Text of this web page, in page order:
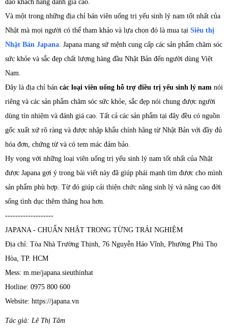
đảo khách hàng đánh giá cao.
Và một trong những địa chỉ bán viên uống trị yếu sinh lý nam tốt nhất của
Nhật mà mọi người có thể tham khảo và lựa chọn đó là mua tại Siêu thị
Nhật Bản Japana. Japana mang sứ mệnh cung cấp các sản phẩm chăm sóc
sức khỏe và sắc đẹp chất lượng hàng đầu Nhật Bản đến người dùng Việt
Nam.
Đây là địa chỉ bán các loại viên uống hỗ trợ điều trị yếu sinh lý nam nói
riêng và các sản phẩm chăm sóc sức khỏe, sắc đẹp nói chung được người
dùng tín nhiệm và đánh giá cao. Tất cả các sản phẩm tại đây đều có nguồn
gốc xuất xứ rõ ràng và được nhập khẩu chính hãng từ Nhật Bản với đầy đủ
hóa đơn, chứng từ và có tem mác đảm bảo.
Hy vọng với những loại viên uống trị yếu sinh lý nam tốt nhất của Nhật
được Japana gợi ý trong bài viết này đã giúp phái mạnh tìm được cho mình
sản phẩm phù hợp. Từ đó giúp cải thiện chức năng sinh lý và nâng cao đời
sống tình dục thêm thăng hoa hơn.
-------------------
JAPANA - CHUẨN NHẬT TRONG TỪNG TRẢI NGHIỆM
Địa chỉ: Tòa Nhà Trường Thịnh, 76 Nguyễn Háo Vĩnh, Phường Phú Thọ
Hòa, TP. HCM
Mess: m.me/japana.sieuthinhat
Hotline: 0975 800 600
Website: https://japana.vn
Tác giả: Lê Thị Tâm